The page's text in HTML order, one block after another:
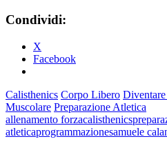
Condividi:
X
Facebook
Calisthenics Corpo Libero
Muscolare Preparazione Atletica
allenamento forzacalisthenics
atleticaprogrammazionesamuele